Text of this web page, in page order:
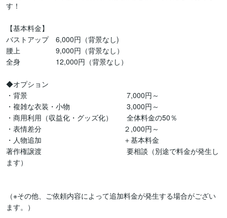
す！
【基本料金】
バストアップ　6,000円（背景なし)
腰上　　　　　9,000円（背景なし）
全身　　　　　12,000円（背景なし）
◆オプション
・背景　　　　　　　　　　　　　　7,000円～
・複雑な衣装・小物　　　　　　　　3,000円～
・商用利用（収益化・グッズ化）　　全体料金の50％
・表情差分  　　　　　　　　　　　２,000円～
・人物追加 　　　　　　　　　　　 ＋基本料金
著作権譲渡　　　　　　　　　　　　要相談（別途で料金が発生し
ます）
（※その他、ご依頼内容によって追加料金が発生する場合がござい
ます。）